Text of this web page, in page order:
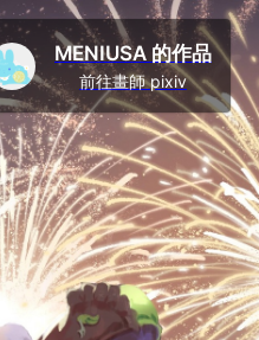
MENIUSA 的作品
前往畫師 pixiv